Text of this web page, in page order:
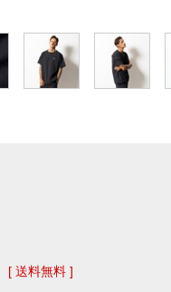
[ 送料無料 ]